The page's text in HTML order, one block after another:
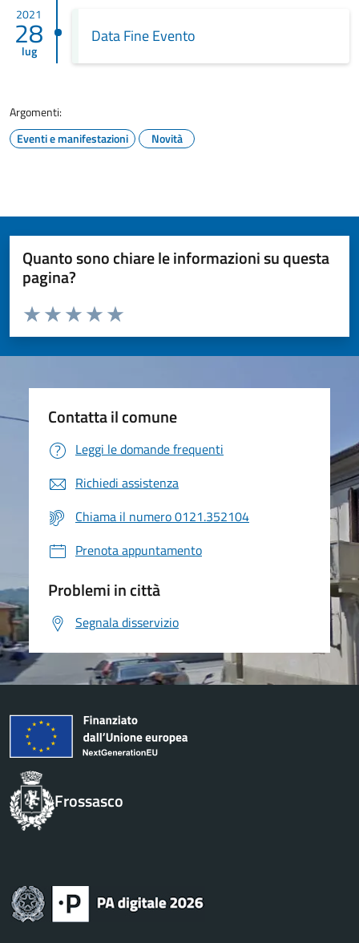
2021
28
lug
Data Fine Evento
Argomenti:
Eventi e manifestazioni
Novità
Quanto sono chiare le informazioni su questa
pagina?
Valuta da 1 a 5 stelle la pagina
Valuta 5 stelle su 5
Valuta 4 stelle su 5
Valuta 3 stelle su 5
Valuta 2 stelle su 5
Valuta 1 stelle su 5
Contatta il comune
Leggi le domande frequenti
Richiedi assistenza
Chiama il numero 0121.352104
Prenota appuntamento
Problemi in città
Segnala disservizio
Frossasco